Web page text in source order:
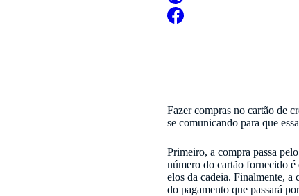
Fazer compras no cartão de
se comunicando para que
Primeiro, a compra passa
número do cartão fornecido
elos da cadeia. Finalmente, a
do pagamento que passará